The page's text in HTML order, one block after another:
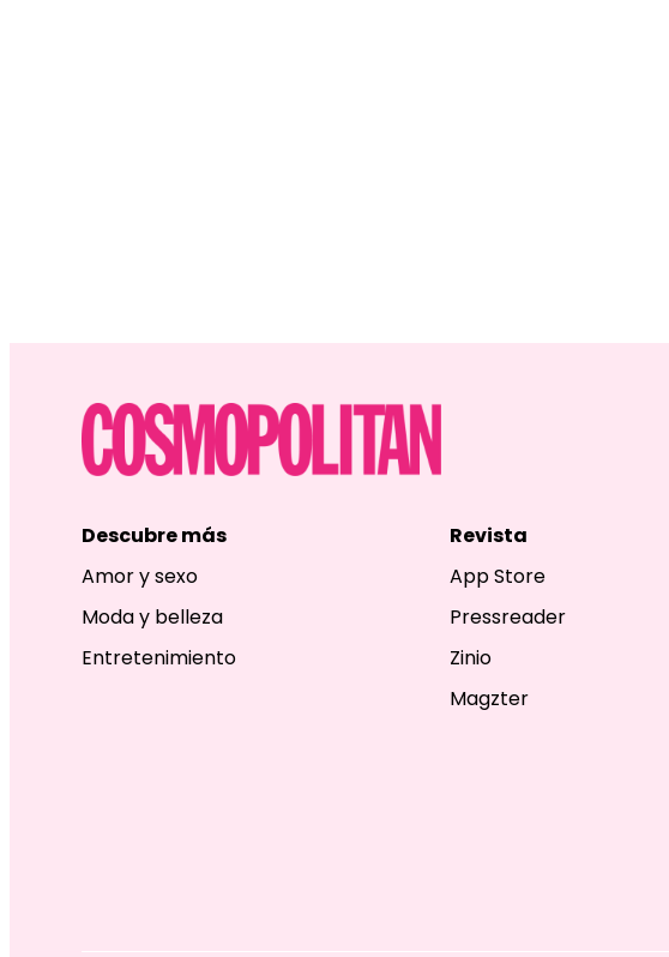
Descubre más
Amor y sexo
Moda y belleza
Entretenimiento
Revista
App Store
Pressreader
Zinio
Magzter